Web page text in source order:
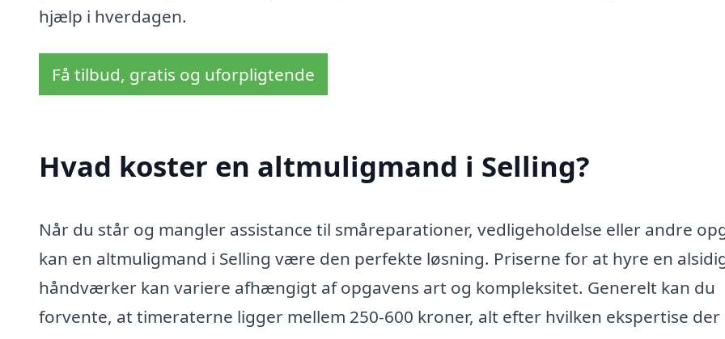
hjælp i hverdagen.
Få tilbud, gratis og uforpligtende
Hvad koster en altmuligmand i Selling?
Når du står og mangler assistance til småreparationer, vedligeholdelse eller andre
kan en altmuligmand i Selling være den perfekte løsning. Priserne for at hyre en
håndværker kan variere afhængigt af opgavens art og kompleksitet. Generelt kan du
forvente, at timeraterne ligger mellem 250-600 kroner, alt efter hvilken ekspertise der